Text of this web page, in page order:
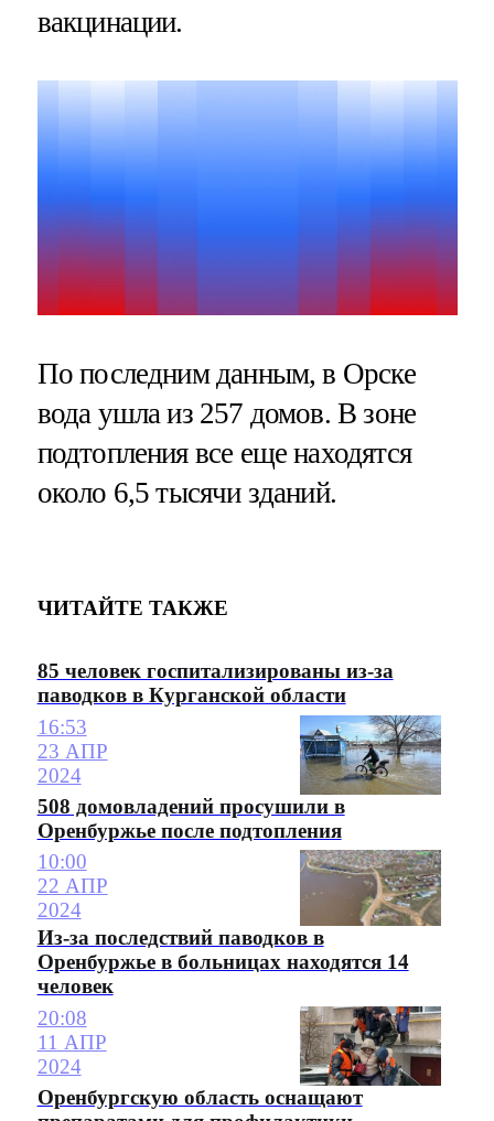
вакцинации.
По последним данным, в Орске
вода ушла из 257 домов. В зоне
подтопления все еще находятся
около 6,5 тысячи зданий.
ЧИТАЙТЕ ТАКЖЕ
85 человек госпитализированы из-за
паводков в Курганской области
16:53
23 АПР
2024
508 домовладений просушили в
Оренбуржье после подтопления
10:00
22 АПР
2024
Из-за последствий паводков в
Оренбуржье в больницах находятся 14
человек
20:08
11 АПР
2024
Оренбургскую область оснащают